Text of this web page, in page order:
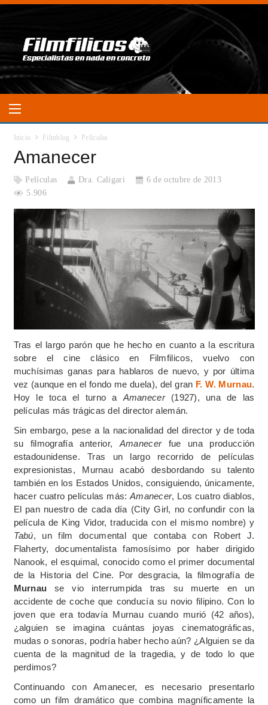
Inicio Filmblog Películas
Amanecer
Películas Dra. Caligari
6 de octubre de 2013
5.906
Tras el largo parón que he hecho en cuanto a la escritura
sobre el cine clásico en Filmfilicos, vuelvo con
muchísimas ganas para hablaros de nuevo, y por última
vez (aunque en el fondo me duela), del gran F. W. Murnau.
Hoy le toca el turno a Amanecer(1927), una de las
películas más trágicas del director alemán.
Sin embargo, pese a la nacionalidad del director y de toda
su filmografía anterior, Amanecerfue una producción
estadounidense. Tras un largo recorrido de películas
expresionistas, Murnau acabó desbordando su talento
también en los Estados Unidos, consiguiendo, únicamente,
hacer cuatro películas más: Amanecer, Los cuatro diablos,
El pan nuestro de cada día (City Girl, no confundir con la
película de King Vidor, traducida con el mismo nombre) y
Tabú, un film documental que contaba con Robert J.
Flaherty, documentalista famosísimo por haber dirigido
Nanook, el esquimal, conocido como el primer documental
de la Historia del Cine. Por desgracia, la filmografía de
Murnau se vio interrumpida tras su muerte en un
accidente de coche que conducía su novio filipino. Con lo
joven que era todavía Murnau cuando murió (42 años),
¿alguien se imagina cuántas joyas cinematográficas,
mudas o sonoras, podría haber hecho aún? ¿Alguien se da
cuenta de la magnitud de la tragedia, y de todo lo que
perdimos?
Continuando con Amanecer, es necesario presentarlo
como un film dramático que combina magníficamente la